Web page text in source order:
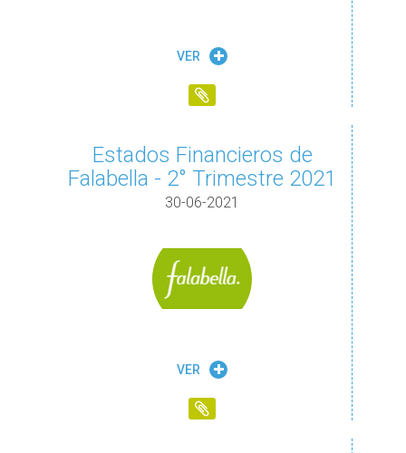
VER
Estados Financieros de
Falabella - 2° Trimestre 2021
30-06-2021
VER